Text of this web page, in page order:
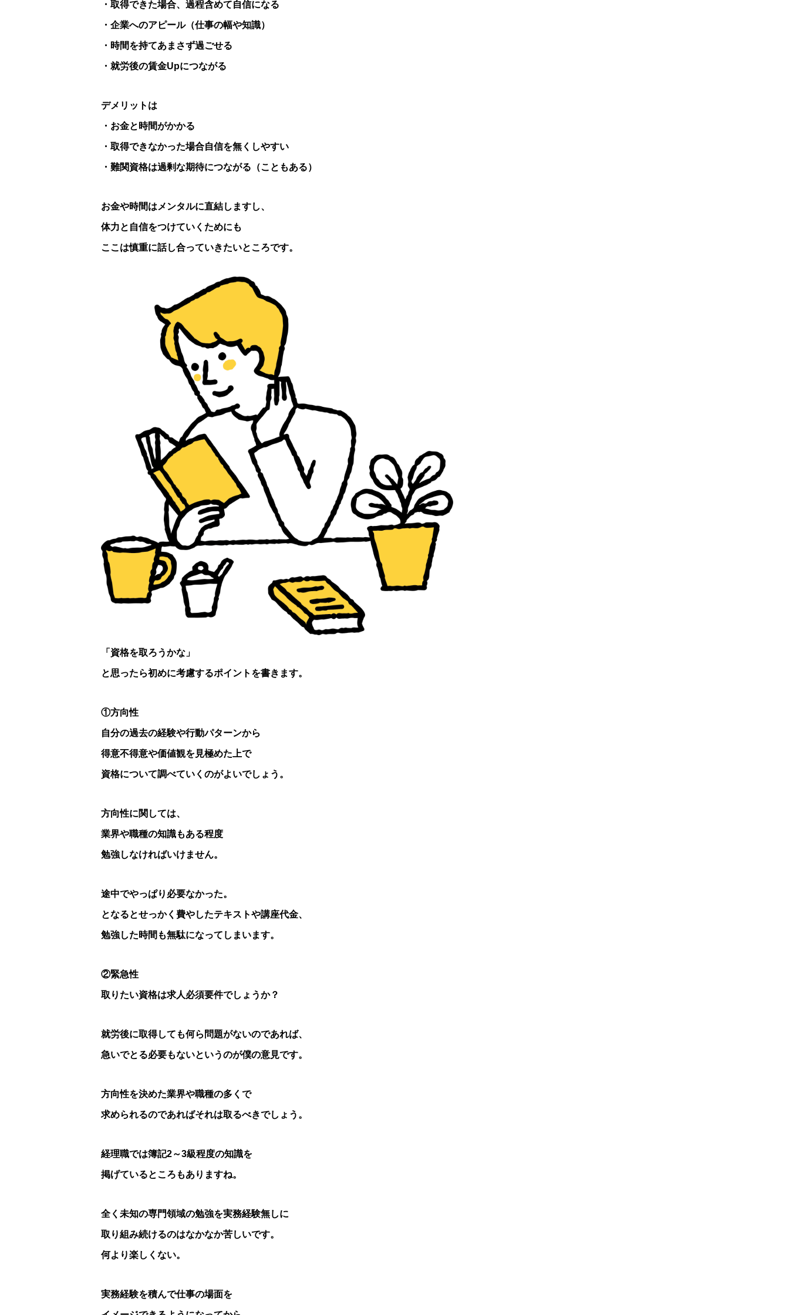
・取得できた場合、過程含めて自信になる
・企業へのアピール（仕事の幅や知識）
・時間を持てあまさず過ごせる
・就労後の賃金Upにつながる
デメリットは
・お金と時間がかかる
・取得できなかった場合自信を無くしやすい
・難関資格は過剰な期待につながる（こともある）
お金や時間はメンタルに直結しますし、
体力と自信をつけていくためにも
ここは慎重に話し合っていきたいところです。
「資格を取ろうかな」
と思ったら初めに考慮するポイントを書きます。
①方向性
自分の過去の経験や行動パターンから
得意不得意や価値観を見極めた上で
資格について調べていくのがよいでしょう。
方向性に関しては、
業界や職種の知識もある程度
勉強しなければいけません。
途中でやっぱり必要なかった。
となるとせっかく費やしたテキストや講座代金、
勉強した時間も無駄になってしまいます。
②緊急性
取りたい資格は求人必須要件でしょうか？
就労後に取得しても何ら問題がないのであれば、
急いでとる必要もないというのが僕の意見です。
方向性を決めた業界や職種の多くで
求められるのであればそれは取るべきでしょう。
経理職では簿記2～3級程度の知識を
掲げているところもありますね。
全く未知の専門領域の勉強を実務経験無しに
取り組み続けるのはなかなか苦しいです。
何より楽しくない。
実務経験を積んで仕事の場面を